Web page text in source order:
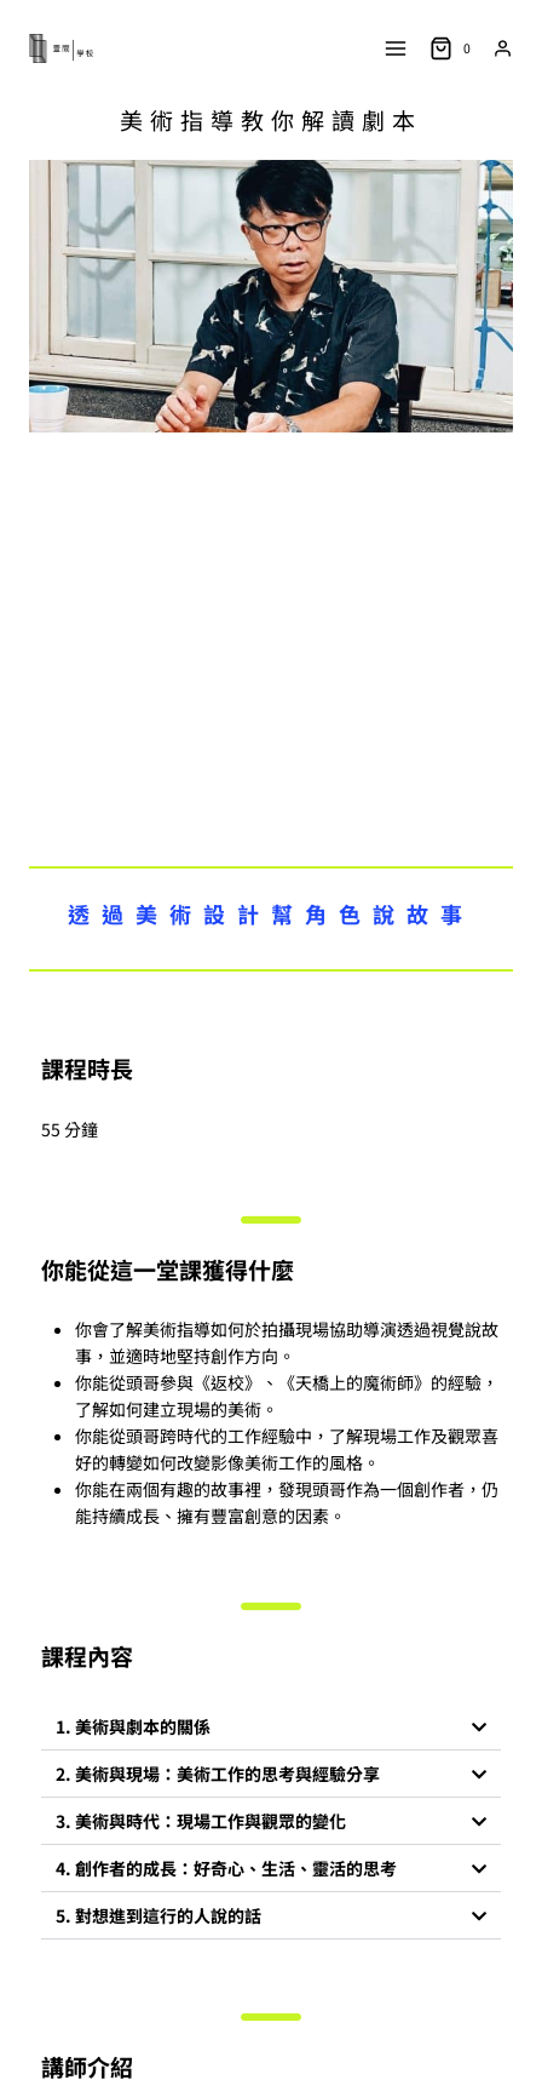
0
美術指導教你解讀劇本
透過美術設計幫角色說故事
課程時長
55 分鐘
你能從這一堂課獲得什麼
你會了解美術指導如何於拍攝現場協助導演透過視覺說故
事，並適時地堅持創作方向。
你能從頭哥參與《返校》、《天橋上的魔術師》的經驗，
了解如何建立現場的美術。
你能從頭哥跨時代的工作經驗中，了解現場工作及觀眾喜
好的轉變如何改變影像美術工作的風格。
你能在兩個有趣的故事裡，發現頭哥作為一個創作者，仍
能持續成長、擁有豐富創意的因素。
課程內容
1. 美術與劇本的關係
2. 美術與現場：美術工作的思考與經驗分享
3. 美術與時代：現場工作與觀眾的變化
4. 創作者的成長：好奇心、生活、靈活的思考
5. 對想進到這行的人說的話
講師介紹